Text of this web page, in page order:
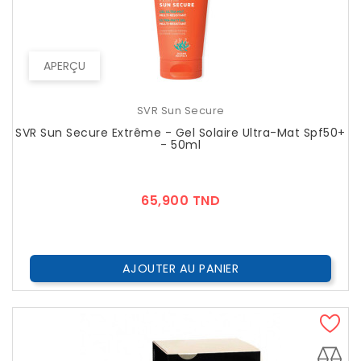
APERÇU
SVR Sun Secure
SVR Sun Secure Extrême - Gel Solaire Ultra-Mat Spf50+
- 50ml
65,900 TND
AJOUTER AU PANIER